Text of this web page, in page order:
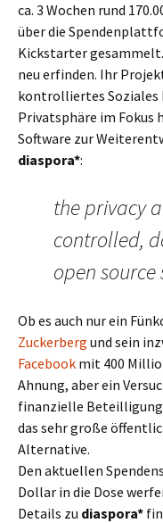
ca. 3 Wochen rund
über die
Kickstarter
neu erfinden. Ihr
kontrolliertes Soziales
Privatsphäre im Fokus
Software zur
diaspora*:
the privacy
controlled,
open
Ob es auch nur ein
Zuckerberg und sein
Facebook mit 400
Ahnung, aber ein
finanzielle Beteilligung
das sehr große
Alternative.
Den aktuellen
Dollar in die Dose
Details zu diaspora*